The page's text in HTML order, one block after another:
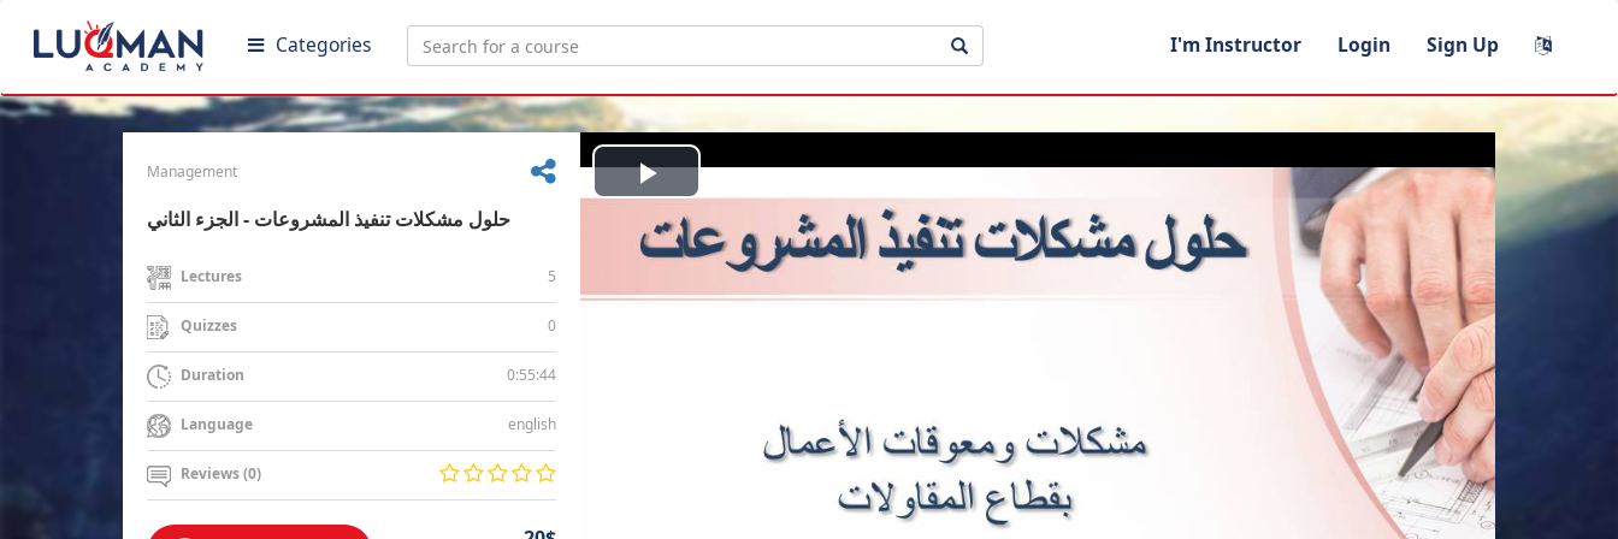
Categories I'm Instructor Login Sign Up
Management
حلول مشكلات تنفيذ المشروعات - الجزء الثاني
Lectures 5
Quizzes 0
Duration 0:55:44
Language english
Reviews (0)
Play
Video